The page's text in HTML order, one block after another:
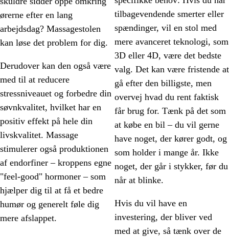
ørerne efter en lang
arbejdsdag? Massagestolen
kan løse det problem for dig.
Derudover kan den også være
med til at reducere
stressniveauet og forbedre din
søvnkvalitet, hvilket har en
positiv effekt på hele din
livskvalitet. Massage
stimulerer også produktionen
af endorfiner – kroppens egne
"feel-good" hormoner – som
hjælper dig til at få et bedre
humør og generelt føle dig
mere afslappet.
tilbagevendende smerter eller
spændinger, vil en stol med
mere avanceret teknologi, som
3D eller 4D, være det bedste
valg. Det kan være fristende at
gå efter den billigste, men
overvej hvad du rent faktisk
får brug for. Tænk på det som
at købe en bil – du vil gerne
have noget, der kører godt, og
som holder i mange år. Ikke
noget, der går i stykker, før du
når at blinke.
Hvis du vil have en
investering, der bliver ved
med at give, så tænk over de